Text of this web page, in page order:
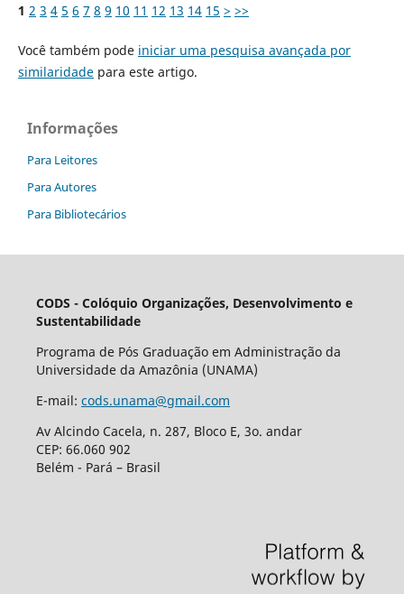
1 2 3 4 5 6 7 8 9 10 11 12 13 14 15 > >>
Você também pode iniciar uma pesquisa avançada por
similaridadepara este artigo.
Informações
Para Leitores
Para Autores
Para Bibliotecários
CODS - Colóquio Organizações, Desenvolvimento e
Sustentabilidade
Programa de Pós Graduação em Administração da
Universidade da Amazônia (UNAMA)
E-mail: cods.unama@gmail.com
Av Alcindo Cacela, n. 287, Bloco E, 3o. andar
CEP: 66.060 902
Belém - Pará – Brasil